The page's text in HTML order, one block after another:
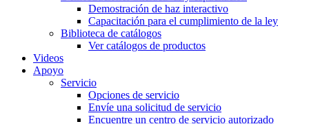
Demostración de haz interactivo
Capacitación para el cumplimiento de la ley
Biblioteca de catálogos
Ver catálogos de productos
Videos
Apoyo
Servicio
Opciones de servicio
Envíe una solicitud de servicio
Encuentre un centro de servicio autorizado